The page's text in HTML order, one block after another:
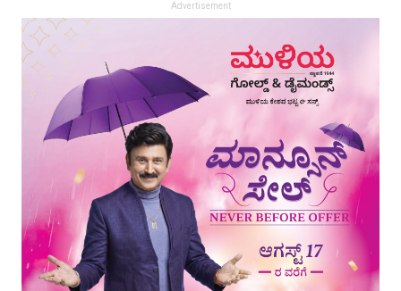
Advertisement